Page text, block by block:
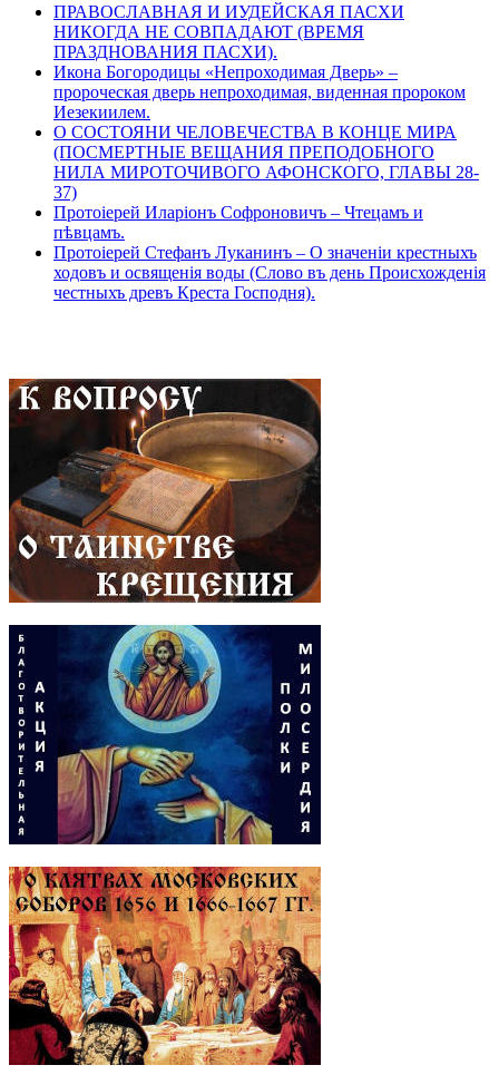
ПРАВОСЛАВНАЯ И ИУДЕЙСКАЯ ПАСХИ
НИКОГДА НЕ СОВПАДАЮТ (ВРЕМЯ
ПРАЗДНОВАНИЯ ПАСХИ).
Икона Богородицы «Непроходимая Дверь» –
пророческая дверь непроходимая, виденная пророком
Иезекиилем.
О СОСТОЯНИ ЧЕЛОВЕЧЕСТВА В КОНЦЕ МИРА
(ПОСМЕРТНЫЕ ВЕЩАНИЯ ПРЕПОДОБНОГО
НИЛА МИРОТОЧИВОГО АФОНСКОГО, ГЛАВЫ 28-
37)
Протоіерей Иларіонъ Софроновичъ – Чтецамъ и
пѣвцамъ.
Протоіерей Стефанъ Луканинъ – О значеніи крестныхъ
ходовъ и освященія воды (Слово въ день Происхожденія
честныхъ древъ Креста Господня).